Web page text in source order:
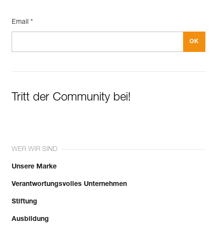
Mehr erfahren
Email *
Tritt der Community bei!
WER WIR SIND
Unsere Marke
Verantwortungsvolles Unternehmen
Stiftung
Ausbildung